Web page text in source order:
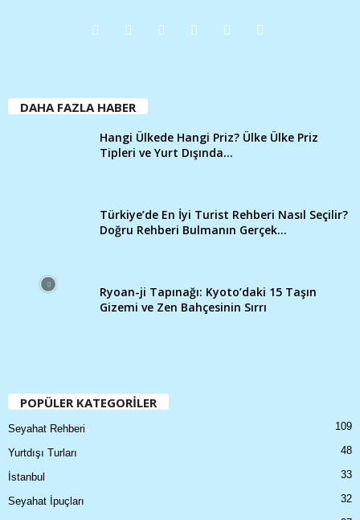
DAHA FAZLA HABER
Hangi Ülkede Hangi Priz? Ülke Ülke Priz
Tipleri ve Yurt Dışında...
Türkiye’de En İyi Turist Rehberi Nasıl Seçilir?
Doğru Rehberi Bulmanın Gerçek...
Ryoan-ji Tapınağı: Kyoto’daki 15 Taşın
Gizemi ve Zen Bahçesinin Sırrı
POPÜLER KATEGORİLER
Seyahat Rehberi 109
Yurtdışı Turları 48
İstanbul 33
Seyahat İpuçları 32